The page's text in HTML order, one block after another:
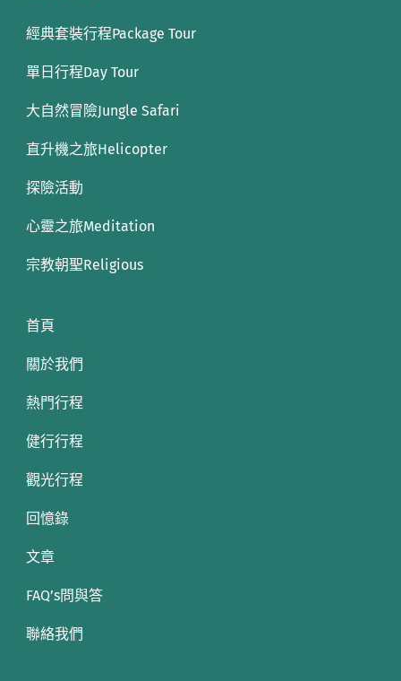
經典套裝行程Package Tour
單日行程Day Tour
大自然冒險Jungle Safari
直升機之旅Helicopter
探險活動
心靈之旅Meditation
宗教朝聖Religious
首頁
關於我們
熱門行程
健行行程
觀光行程
回憶錄
文章
FAQ’s問與答
聯絡我們